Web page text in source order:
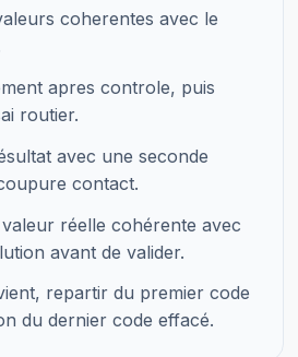
coherentes avec le
apres controle, puis
routier.
avec une seconde
contact.
réelle cohérente avec
avant de valider.
repartir du premier code
du dernier code effacé.